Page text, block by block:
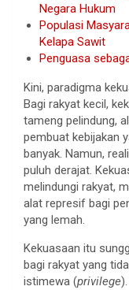
Negara Hukum
Populasi
Kelapa Sawit
Penguasa
Kini, paradigma
Bagi rakyat kecil,
tameng pelindung,
pembuat kebijakan
banyak. Namun,
puluh derajat.
melindungi rakyat,
alat represif bagi
yang lemah.
Kekuasaan itu
bagi rakyat yang
istimewa (privilege